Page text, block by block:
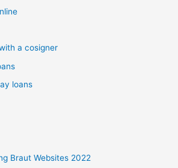
a cosigner
loans
Braut Websites 2022